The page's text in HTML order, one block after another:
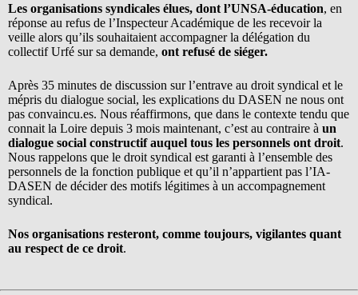
Les organisations syndicales élues, dont l’UNSA-éducation, en
réponse au refus de l’Inspecteur Académique de les recevoir la
veille alors qu’ils souhaitaient accompagner la délégation du
collectif Urfé sur sa demande, ont refusé de siéger.
Après 35 minutes de discussion sur l’entrave au droit syndical et le
mépris du dialogue social, les explications du DASEN ne nous ont
pas convaincu.es. Nous réaffirmons, que dans le contexte tendu que
connait la Loire depuis 3 mois maintenant, c’est au contraire à un
dialogue social constructif auquel tous les personnels ont droit.
Nous rappelons que le droit syndical est garanti à l’ensemble des
personnels de la fonction publique et qu’il n’appartient pas l’IA-
DASEN de décider des motifs légitimes à un accompagnement
syndical.
Nos organisations resteront, comme toujours, vigilantes quant
au respect de ce droit.